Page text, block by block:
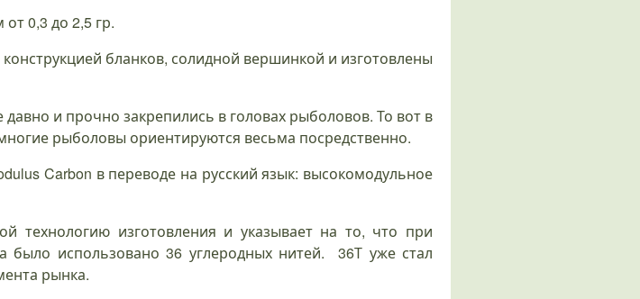
от 0,3 до 2,5 гр.
бланков, солидной вершинкой и изготовлены
и прочно закрепились в головах рыболовов. То вот в
рыболовы ориентируются весьма посредственно.
Carbon в переводе на русский язык: высокомодульное
технологию изготовления и указывает на то, что при
было использовано 36 углеродных нитей. 36Т уже стал
рынка.